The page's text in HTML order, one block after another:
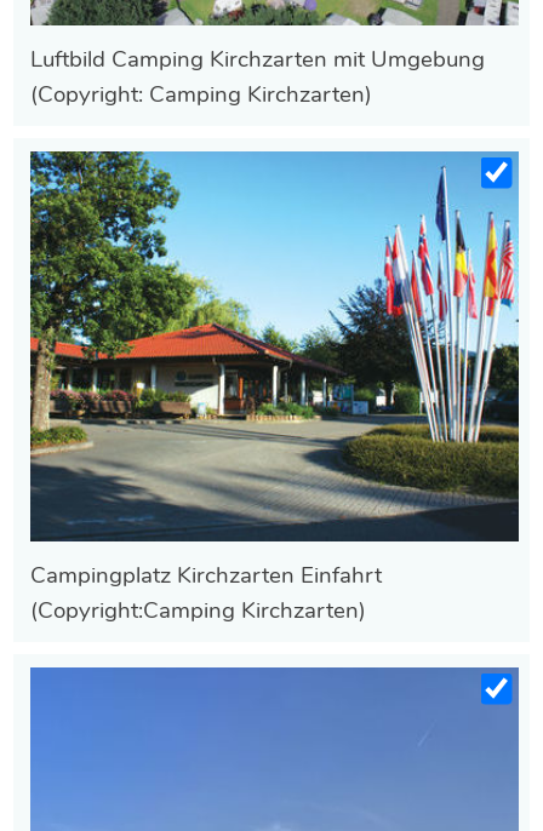
Luftbild Camping Kirchzarten mit Umgebung
(Copyright: Camping Kirchzarten)
Campingplatz Kirchzarten Einfahrt
(Copyright:Camping Kirchzarten)